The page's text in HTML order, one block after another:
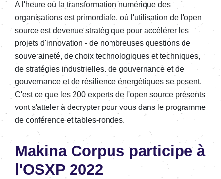
A l'heure où la transformation numérique des
organisations est primordiale, où l'utilisation de l'open
source est devenue stratégique pour accélérer les
projets d'innovation - de nombreuses questions de
souveraineté, de choix technologiques et techniques,
de stratégies industrielles, de gouvernance et de
gouvernance et de résilience énergétiques se posent.
C'est ce que les 200 experts de l'open source présents
vont s'atteler à décrypter pour vous dans le programme
de conférence et tables-rondes.
Makina Corpus participe à
l'OSXP 2022